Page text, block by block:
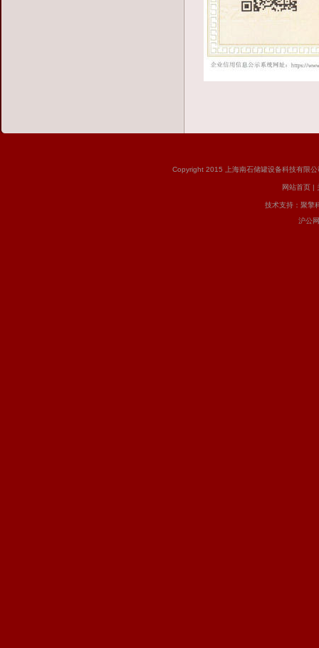
Copyright 2015 上海南石储罐设备科技有限
网站首页 |
技术支持： 聚擎
沪公